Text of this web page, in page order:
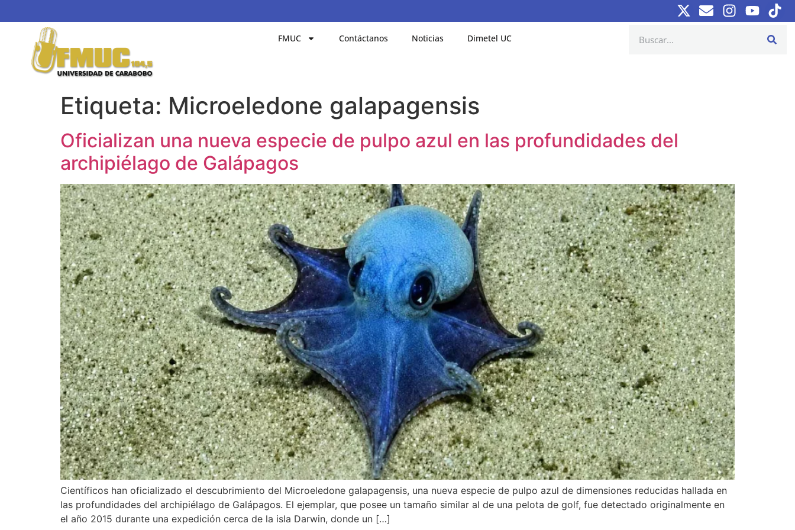
FMUC Contáctanos Noticias Dimetel UC
Etiqueta: Microeledone galapagensis
Oficializan una nueva especie de pulpo azul en las profundidades del
archipiélago de Galápagos
Científicos han oficializado el descubrimiento del Microeledone galapagensis, una nueva especie de pulpo azul de dimensiones reducidas hallada en
las profundidades del archipiélago de Galápagos. El ejemplar, que posee un tamaño similar al de una pelota de golf, fue detectado originalmente en
el año 2015 durante una expedición cerca de la isla Darwin, donde un […]